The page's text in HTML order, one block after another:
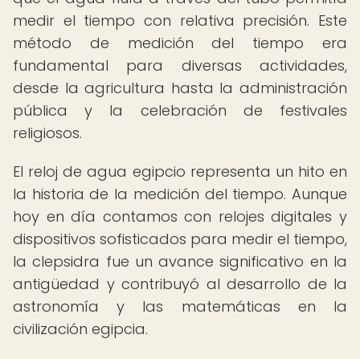
medir el tiempo con relativa precisión. Este
método de medición del tiempo era
fundamental para diversas actividades,
desde la agricultura hasta la administración
pública y la celebración de festivales
religiosos.
El reloj de agua egipcio representa un hito en
la historia de la medición del tiempo. Aunque
hoy en día contamos con relojes digitales y
dispositivos sofisticados para medir el tiempo,
la clepsidra fue un avance significativo en la
antigüedad y contribuyó al desarrollo de la
astronomía y las matemáticas en la
civilización egipcia.